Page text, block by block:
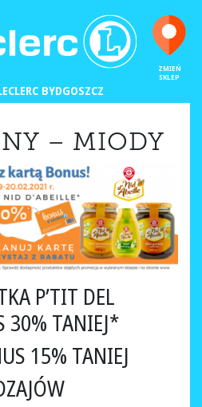
ZMIEŃ
SKLEP
BYDGOSZCZ
– MIODY
P’TIT DEL
30% TANIEJ*
15% TANIEJ